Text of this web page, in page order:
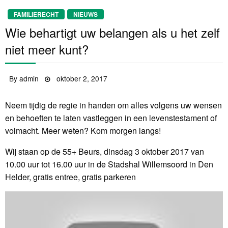
FAMILIERECHT NIEUWS
Wie behartigt uw belangen als u het zelf
niet meer kunt?
Byadmin
Posted
oktober 2, 2017
Neem tijdig de regie in handen om alles volgens uw wensen
en behoeften te laten vastleggen in een levenstestament of
volmacht. Meer weten? Kom morgen langs!
Wij staan op de 55+ Beurs, dinsdag 3 oktober 2017 van
10.00 uur tot 16.00 uur in de Stadshal Willemsoord in Den
Helder, gratis entree, gratis parkeren